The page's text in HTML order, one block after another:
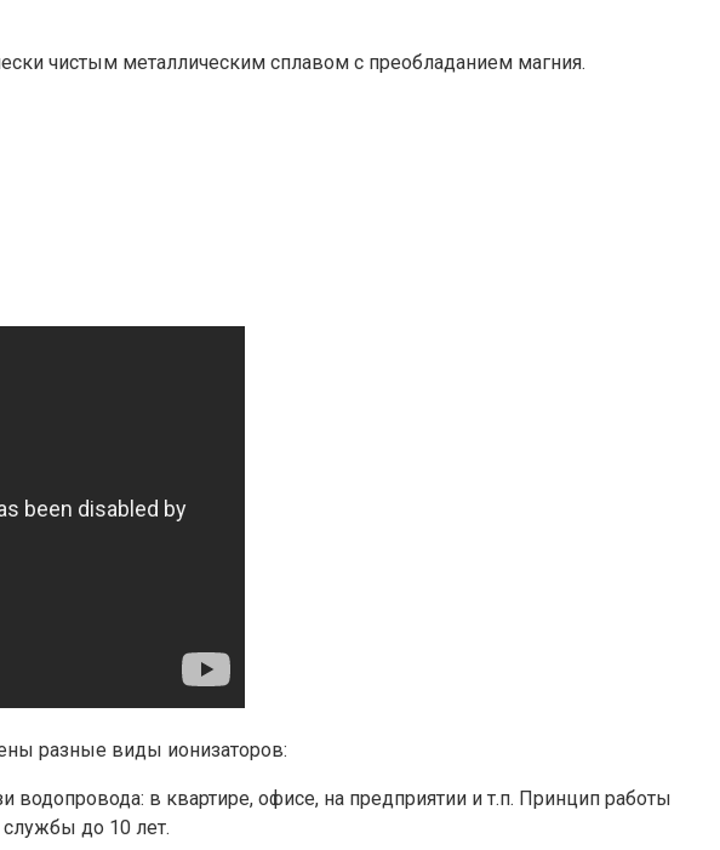
чистым металлическим сплавом с преобладанием магния.
разные виды ионизаторов:
водопровода: в квартире, офисе, на предприятии и т.п. Принцип работы
до 10 лет.